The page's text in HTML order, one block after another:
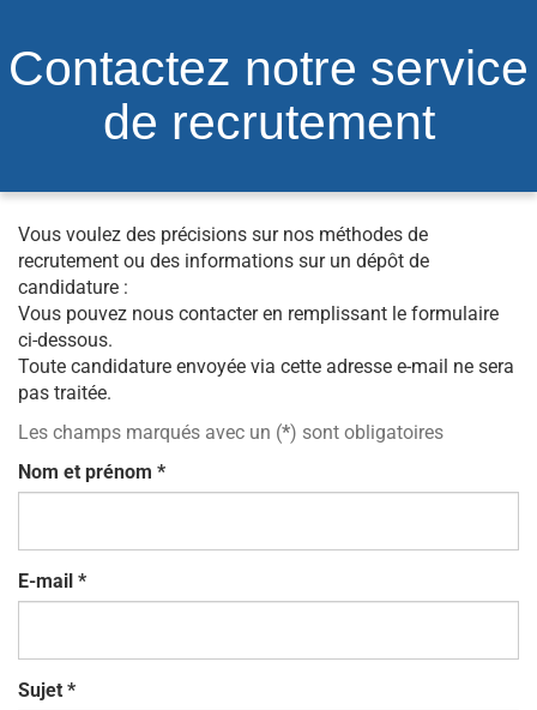
Contactez notre service
de recrutement
Vous voulez des précisions sur nos méthodes de
recrutement ou des informations sur un dépôt de
candidature :
Vous pouvez nous contacter en remplissant le formulaire
ci-dessous.
Toute candidature envoyée via cette adresse e-mail ne sera
pas traitée.
Les champs marqués avec un (*) sont obligatoires
Nom et prénom *
E-mail *
Sujet *